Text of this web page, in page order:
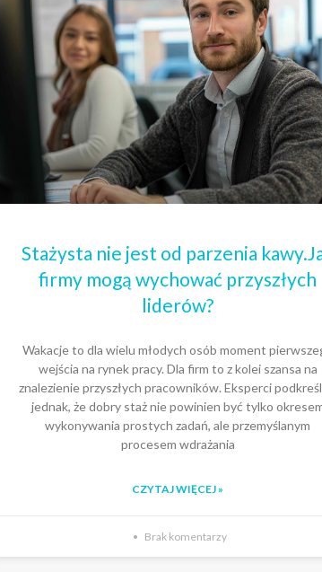
Stażysta nie jest od parzenia
firmy mogą wychować przyszłych
liderów?
Wakacje to dla wielu młodych osób moment
wejścia na rynek pracy. Dla firm to z kolei szansa na
znalezienie przyszłych pracowników. Eksperci
jednak, że dobry staż nie powinien być tylko
wykonywania prostych zadań, ale przemyślanym
procesem wdrażania
CZYTAJ WIĘCEJ »
Brak komentarzy